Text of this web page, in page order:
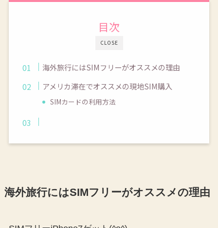
CLOSE
目次
海外旅行にはSIMフリーがオススメの理由
アメリカ滞在でオススメの現地SIM購入
SIMカードの利用方法
海外旅行にはSIMフリーがオススメの理由